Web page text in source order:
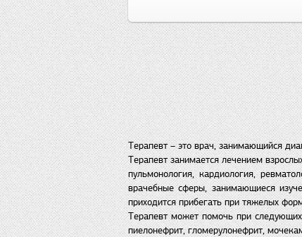
Терапевт – это врач, занимающийся
Терапевт занимается лечением
пульмонология, кардиология,
врачебные сферы, занимающиеся
приходится прибегать при тяжелых
Терапевт может помочь при
пиелонефрит, гломерулонефрит,